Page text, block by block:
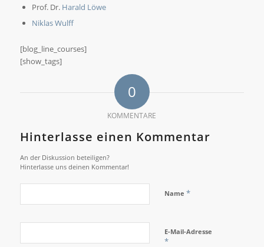
Prof. Dr. Harald Löwe
Niklas Wulff
[blog_line_courses]
[show_tags]
0
KOMMENTARE
Hinterlasse einen Kommentar
An der Diskussion beteiligen?
Hinterlasse uns deinen Kommentar!
Name *
E-Mail-Adresse
*